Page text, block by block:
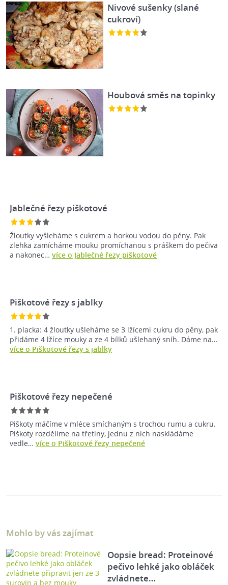
Nivové sušenky (slané
cukroví)
Houbová směs na topinky
Jablečné řezy piškotové
Žloutky vyšleháme s cukrem a horkou vodou do pěny. Pak
zlehka zamícháme mouku promíchanou s práškem do pečiva
a nakonec… více o Jablečné řezy piškotové
Piškotové řezy s jablky
1. placka: 4 žloutky ušleháme se 3 lžícemi cukru do pěny, pak
přidáme 4 lžíce mouky a ze 4 bílků ušlehaný sníh. Dáme na…
více o Piškotové řezy s jablky
Piškotové řezy nepečené
Piškoty máčíme v mléce smíchaným s trochou rumu a cukru.
Piškoty rozdělíme na třetiny, jednu z nich naskládáme
vedle… více o Piškotové řezy nepečené
Mohlo by vás zajímat
Oopsie bread: Proteinové
pečivo lehké jako obláček
zvládnete…